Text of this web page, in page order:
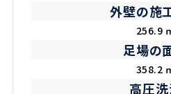
外壁の施
256.9
足場の
358.2
高圧